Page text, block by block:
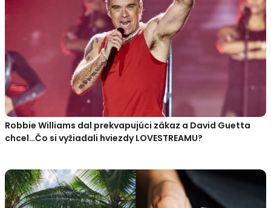
Robbie Williams dal prekvapujúci zákaz a David Guetta
chcel…Čo si vyžiadali hviezdy LOVESTREAMU?